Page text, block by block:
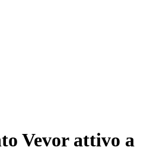
Vevor attivo a